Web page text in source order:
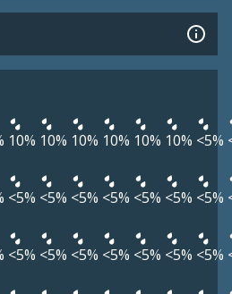
10% 10% 10% 10% 10% 10% <5%
<5% <5% <5% <5% <5% <5% <5%
<5% <5% <5% <5% <5% <5% <5%